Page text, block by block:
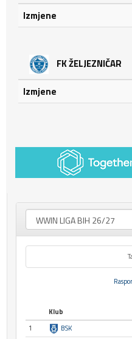
Izmjene
FK ŽELJEZNIČAR
Izmjene
Klub
1
BSK